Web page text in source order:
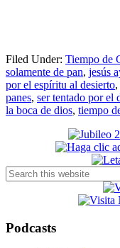
Filed Under: Tiempo de
solamente de pan, jesús
por el espíritu al desierto,
panes, ser tentado por el
la boca de dios, tiempo
Primary
Sidebar
Search
this
Podcasts